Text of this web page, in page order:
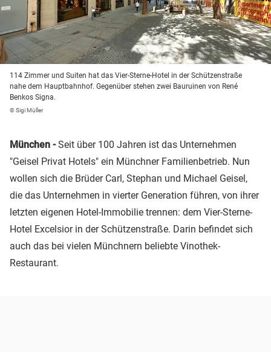
114 Zimmer und Suiten hat das Vier-Sterne-Hotel in der Schützenstraße
nahe dem Hauptbahnhof. Gegenüber stehen zwei Bauruinen von René
Benkos Signa.
© Sigi Müller
München -Seit über 100 Jahren ist das Unternehmen
"Geisel Privat Hotels" ein Münchner Familienbetrieb. Nun
wollen sich die Brüder Carl, Stephan und Michael Geisel,
die das Unternehmen in vierter Generation führen, von ihrer
letzten eigenen Hotel-Immobilie trennen: dem Vier-Sterne-
Hotel Excelsior in der Schützenstraße. Darin befindet sich
auch das bei vielen Münchnern beliebte Vinothek-
Restaurant.